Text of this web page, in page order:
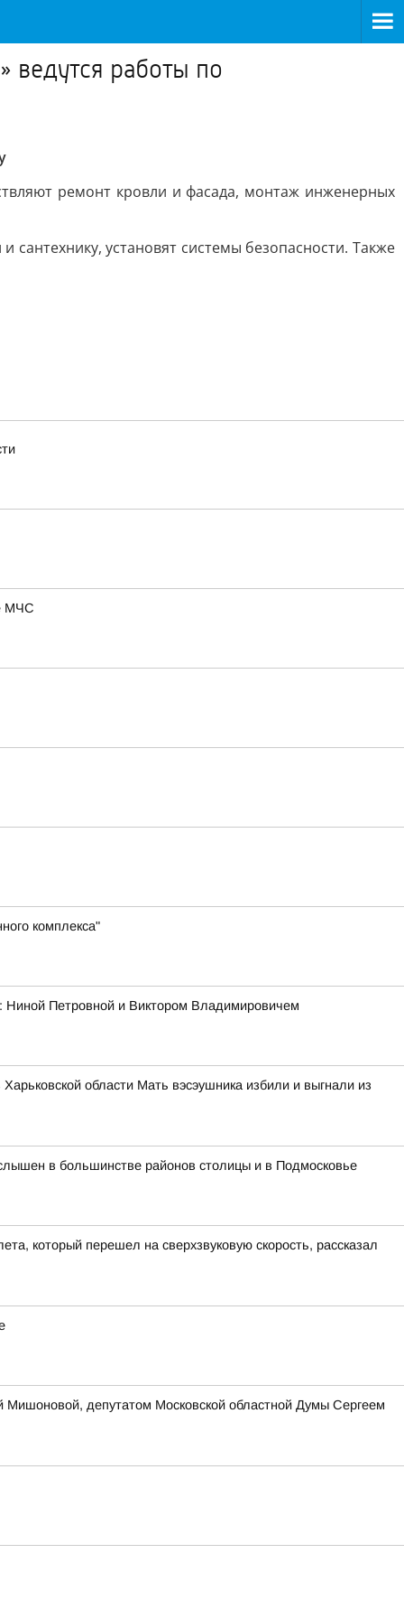
ведутся работы по
ремонт кровли и фасада, монтаж инженерных
установят системы безопасности. Также
МЧС
комплекса"
Ниной Петровной и Виктором Владимировичем
области Мать вэсэушника избили и выгнали из
в большинстве районов столицы и в Подмосковье
который перешел на сверхзвуковую скорость, рассказал
депутатом Московской областной Думы Сергеем